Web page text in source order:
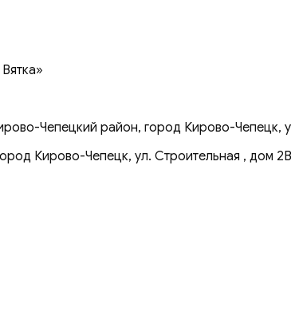
Чепецкий район, город Кирово-Чепецк,
Кирово-Чепецк, ул. Строительная , дом